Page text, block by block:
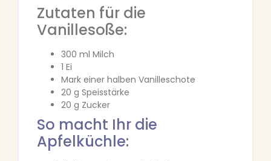
Zutaten für die
Vanillesoße:
300 ml Milch
1 Ei
Mark einer halben Vanilleschote
20 g Speisstärke
20 g Zucker
So macht Ihr die
Apfelküchle: